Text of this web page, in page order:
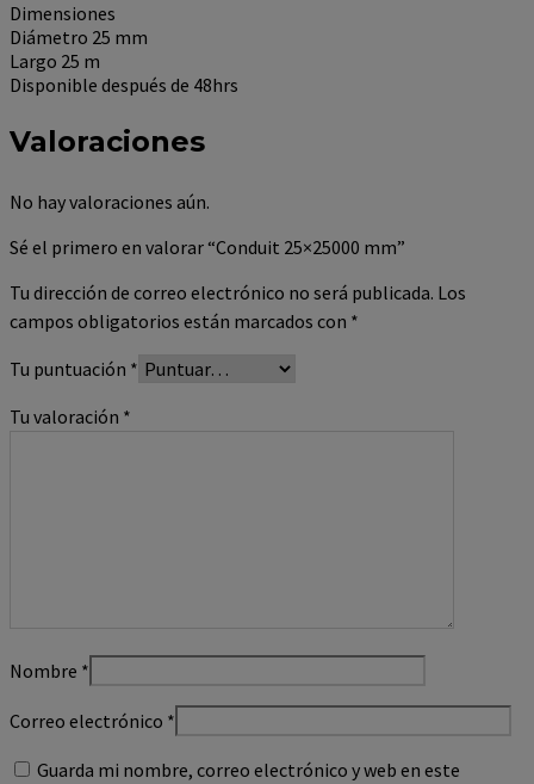
Dimensiones
Diámetro 25 mm
Largo 25 m
Disponible después de 48hrs
Valoraciones
No hay valoraciones aún.
Sé el primero en valorar “Conduit 25×25000 mm”
Tu dirección de correo electrónico no será publicada. Los
campos obligatorios están marcados con *
Tu puntuación *
Tu valoración *
Nombre *
Correo electrónico *
Guarda mi nombre, correo electrónico y web en este